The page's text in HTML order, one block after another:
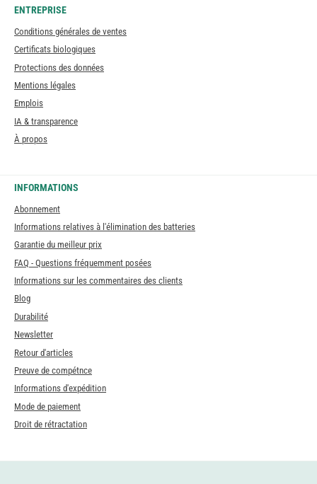
ENTREPRISE
Conditions générales de ventes
Certificats biologiques
Protections des données
Mentions légales
Emplois
IA & transparence
À propos
INFORMATIONS
Abonnement
Informations relatives à l'élimination des batteries
Garantie du meilleur prix
FAQ - Questions fréquemment posées
Informations sur les commentaires des clients
Blog
Durabilité
Newsletter
Retour d'articles
Preuve de compétnce
Informations d'expédition
Mode de paiement
Droit de rétractation